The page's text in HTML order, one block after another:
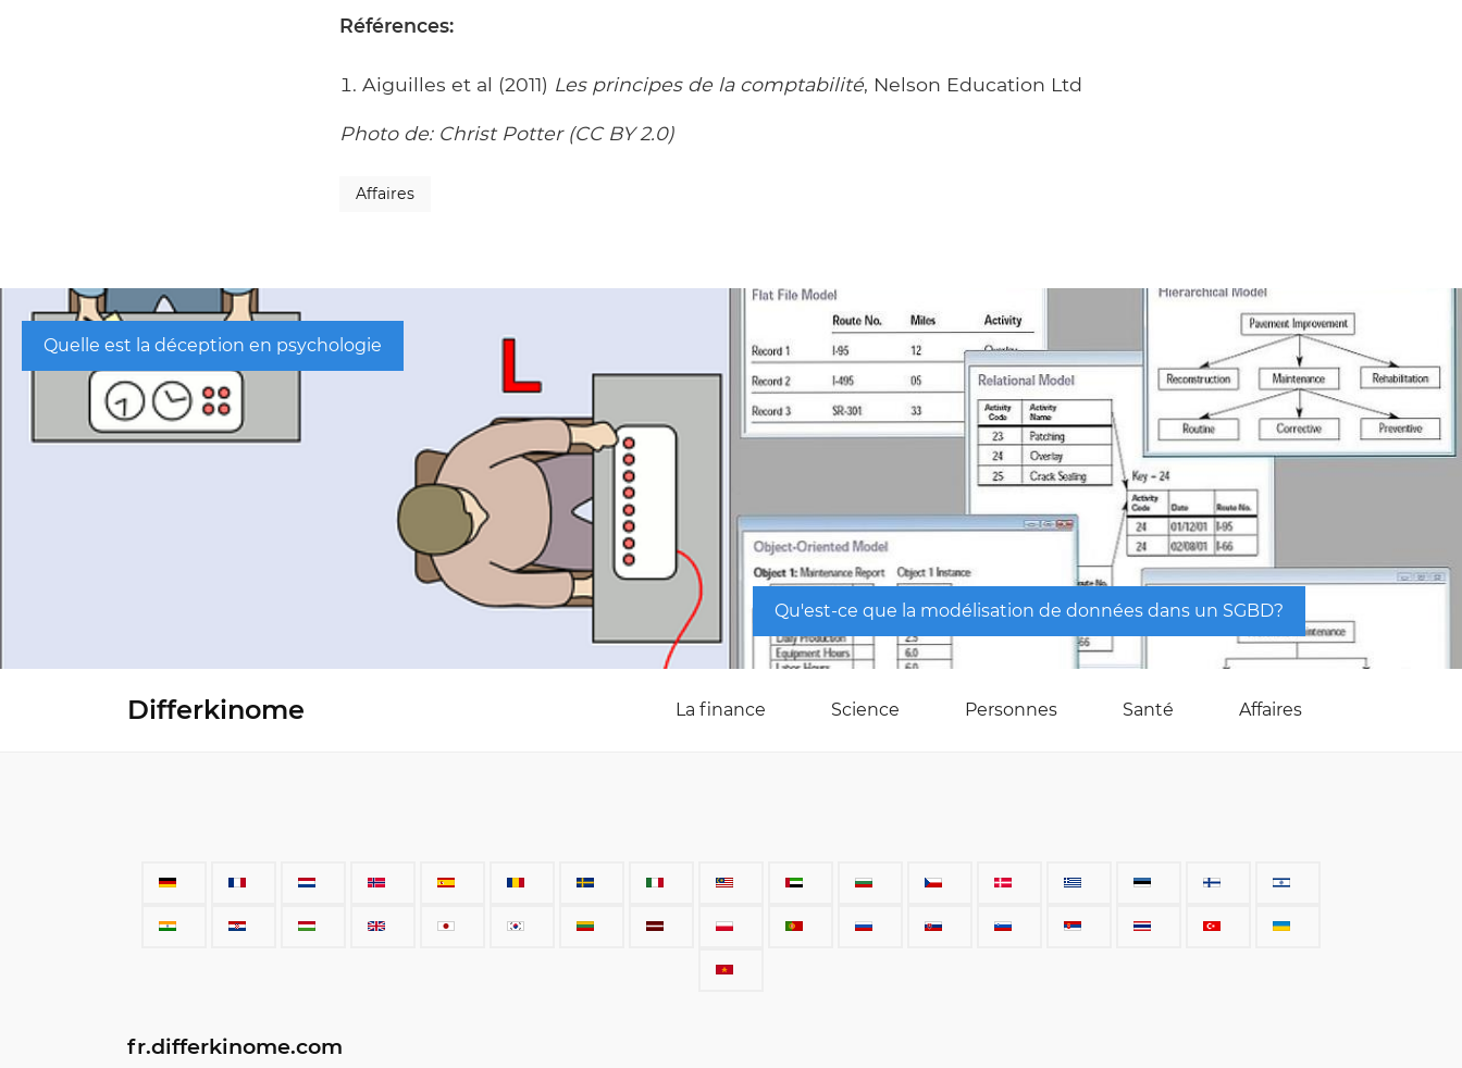
Références:
Aiguilles et al (2011) Les principes de la comptabilité, Nelson Education Ltd
Photo de: Christ Potter (CC BY 2.0)
Affaires
Quelle est la déception en psychologie
Qu'est-ce que la modélisation de données dans un SGBD?
Differkinome La finance Science Personnes Santé Affaires
fr.differkinome.com